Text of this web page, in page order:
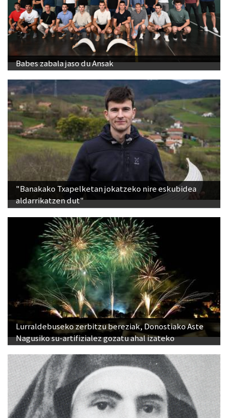
Babes zabala jaso du Ansak
"Banakako Txapelketan jokatzeko nire eskubidea
aldarrikatzen dut"
Lurraldebuseko zerbitzu bereziak, Donostiako Aste
Nagusiko su-artifizialez gozatu ahal izateko